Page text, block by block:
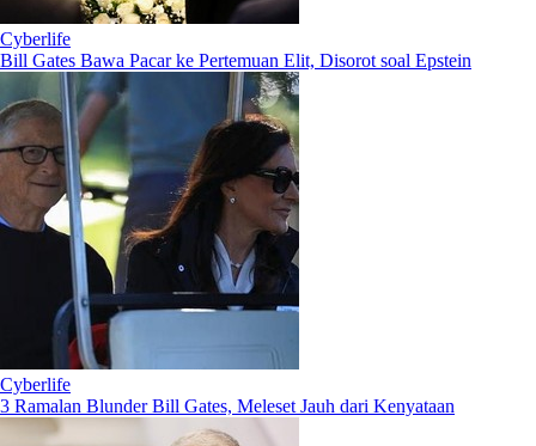
Cyberlife
Bill Gates Bawa Pacar ke Pertemuan Elit, Disorot soal Epstein
Cyberlife
3 Ramalan Blunder Bill Gates, Meleset Jauh dari Kenyataan